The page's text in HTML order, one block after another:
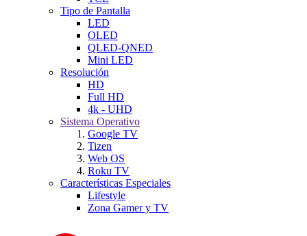
Tipo de Pantalla
LED
OLED
QLED-QNED
Mini LED
Resolución
HD
Full HD
4k - UHD
Sistema Operativo
Google TV
Tizen
Web OS
Roku TV
Características Especiales
Lifestyle
Zona Gamer y TV